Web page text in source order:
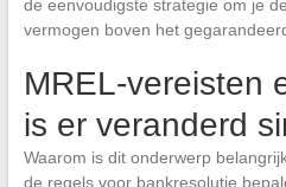
de eenvoudigste strategie om je
vermogen boven het
MREL-vereisten
is er veranderd
Waarom is dit onderwerp
de regels voor bankresolutie